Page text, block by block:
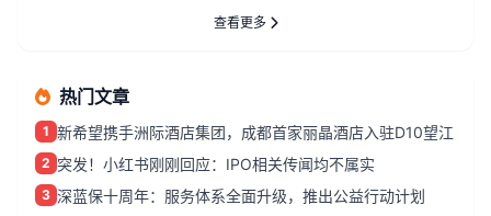
处于一种微妙的平衡...
查看更多
热门文章
1 新希望携手洲际酒店集团，成都首家丽晶酒店入驻D10望江
2 突发！小红书刚刚回应：IPO相关传闻均不属实
3 深蓝保十周年：服务体系全面升级，推出公益行动计划